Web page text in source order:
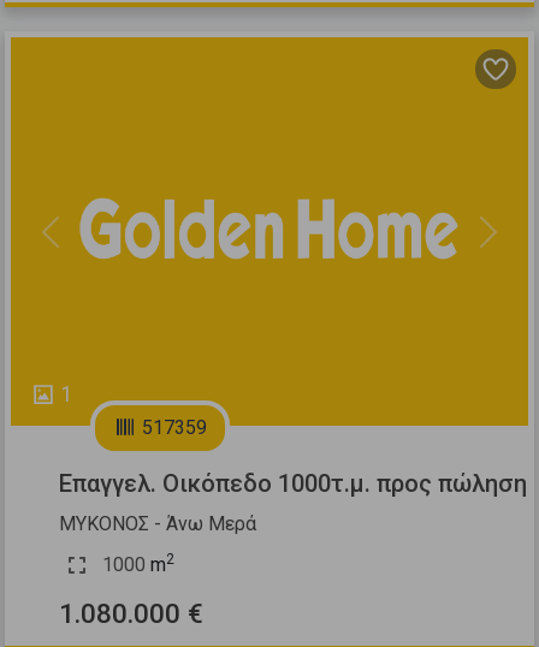
1
Previous Next
517359
Επαγγελ. Οικόπεδο 1000τ.μ. προς πώληση
ΜΥΚΟΝΟΣ - Άνω Μερά
1000 m2
1.080.000 €